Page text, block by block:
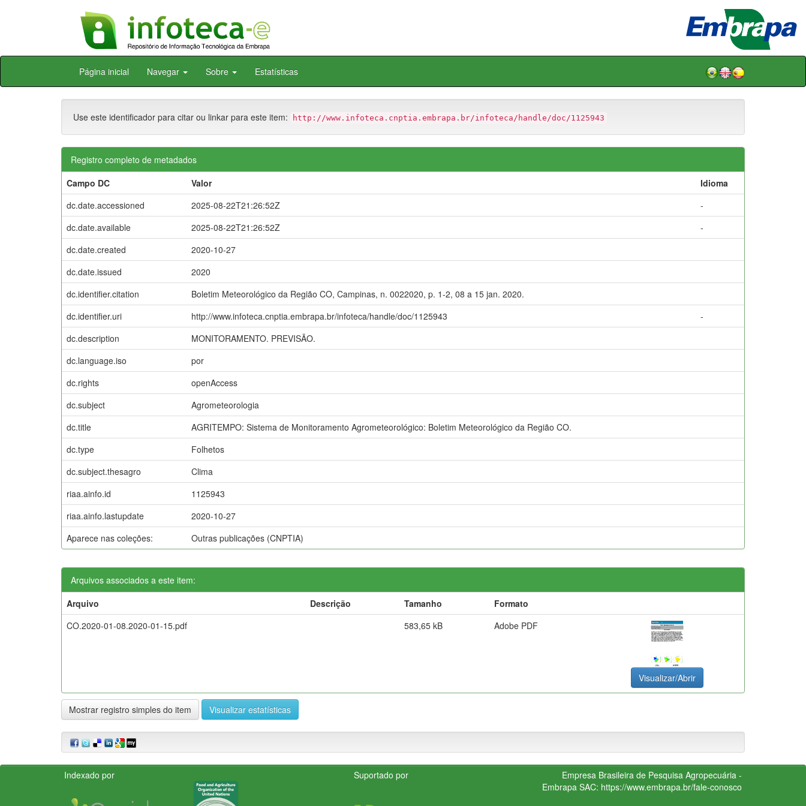
Skip
Página inicial Navegar Sobre Estatísticas
Use este identificador para citar ou linkar para este item: http://www.infoteca.cnptia.embrapa.br/infoteca/handle/doc/1125943
Registro completo de metadados
Campo DC
Valor
Idioma
dc.date.accessioned
2025-08-22T21:26:52Z
-
dc.date.available
2025-08-22T21:26:52Z
-
dc.date.created
2020-10-27
dc.date.issued
2020
dc.identifier.citation
Boletim Meteorológico da Região CO, Campinas, n. 0022020, p. 1-2, 08 a 15 jan. 2020.
dc.identifier.uri
http://www.infoteca.cnptia.embrapa.br/infoteca/handle/doc/1125943
-
dc.description
MONITORAMENTO. PREVISÃO.
dc.language.iso
por
dc.rights
openAccess
dc.subject
Agrometeorologia
dc.title
AGRITEMPO: Sistema de Monitoramento Agrometeorológico: Boletim Meteorológico da Região CO.
dc.type
Folhetos
dc.subject.thesagro
Clima
riaa.ainfo.id
1125943
riaa.ainfo.lastupdate
2020-10-27
Aparece nas coleções:
Outras publicações (CNPTIA)
Arquivos associados a este item:
Arquivo
Descrição Tamanho
Formato
CO.2020-01-08.2020-01-15.pdf
583,65 kB Adobe PDF
Visualizar/Abrir
Mostrar registro simples do item Visualizar estatísticas
Indexado por Suportado por
Empresa Brasileira de Pesquisa Agropecuária -
Embrapa SAC: https://www.embrapa.br/fale-conosco